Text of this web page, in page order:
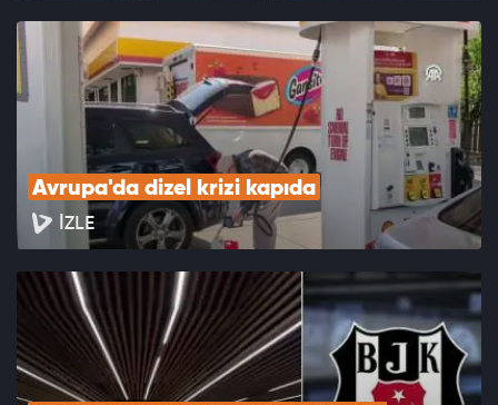
Avrupa'da dizel krizi kapıda
İZLE